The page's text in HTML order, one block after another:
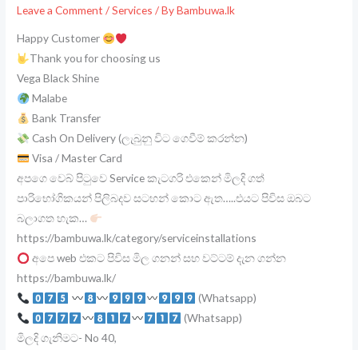
Leave a Comment /Services / ByBambuwa.lk
Happy Customer
Thank you for choosing us
Vega Black Shine
Malabe
Bank Transfer
Cash On Delivery (ලැබුනු විට ගෙවීම් කරන්න)
Visa / Master Card
අපගෙ වෙබ් පිටුවෙ Service කැටගරි එකෙන් මිලදි ගත්
පාරිභෝගිකයන් පිලිබදව සටහන් කොට ඇත…..එයට පිවිස ඔබට
බලාගත හැක…
https://bambuwa.lk/category/serviceinstallations
අපෙ web එකට පිවිස මිල ගනන් සහ වට්ටම් දැන ගන්න
https://bambuwa.lk/
(Whatsapp)
(Whatsapp)
මිලදි ගැනිමට- No 40,